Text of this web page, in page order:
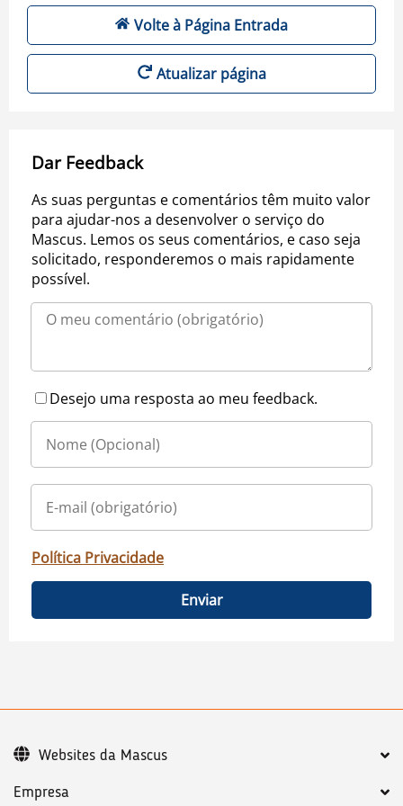
Volte à Página Entrada
Atualizar página
Dar Feedback
As suas perguntas e comentários têm muito valor
para ajudar-nos a desenvolver o serviço do
Mascus. Lemos os seus comentários, e caso seja
solicitado, responderemos o mais rapidamente
possível.
Desejo uma resposta ao meu feedback.
Política Privacidade
Enviar
Empresa
Websites da Mascus